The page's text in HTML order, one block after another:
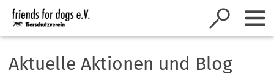
Inhalt anspringen
Aktuelle Aktionen und Blog